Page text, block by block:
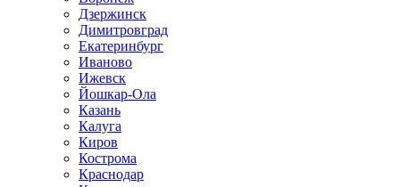
Дзержинск
Димитровград
Екатеринбург
Иваново
Ижевск
Йошкар-Ола
Казань
Калуга
Киров
Кострома
Краснодар